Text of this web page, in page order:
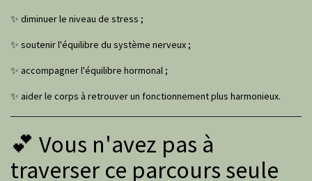
✨ diminuer le niveau de stress ;
✨ soutenir l'équilibre du système nerveux ;
✨ accompagner l'équilibre hormonal ;
✨ aider le corps à retrouver un fonctionnement plus harmonieux.
💕 Vous n'avez pas à
traverser ce parcours seule